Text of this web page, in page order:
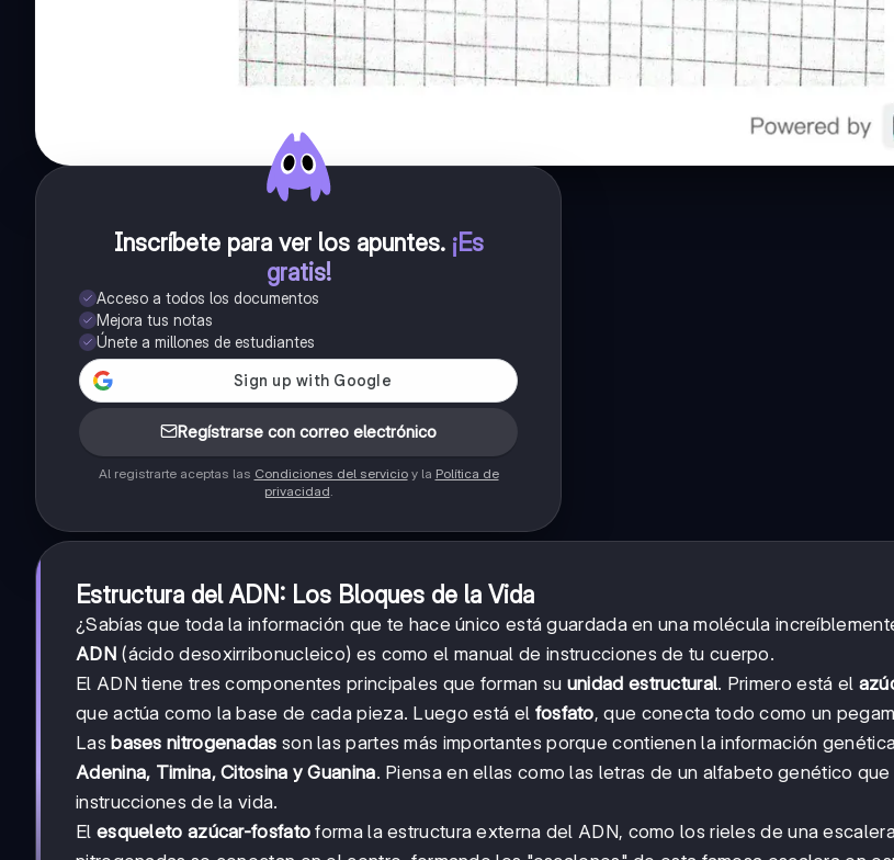
Inscríbete para ver los apuntes. ¡Es
gratis!
Acceso a todos los documentos
Mejora tus notas
Únete a millones de estudiantes
Regístrarse con correo electrónico
Al registrarte aceptas las Condiciones del servicioy la Política de
privacidad.
Estructura del ADN: Los Bloques de la Vida
¿Sabías que toda la información que te hace único está guardada en una molécula
ADN(ácido desoxirribonucleico) es como el manual de instrucciones de tu cuerpo.
El ADN tiene tres componentes principales que forman su unidad estructural. Primero está el
que actúa como la base de cada pieza. Luego está el fosfato, que conecta todo como un
Las bases nitrogenadas son las partes más importantes porque contienen la información
Adenina, Timina, Citosina y Guanina. Piensa en ellas como las letras de un alfabeto genético
instrucciones de la vida.
El esqueleto azúcar-fosfato forma la estructura externa del ADN, como los rieles de una